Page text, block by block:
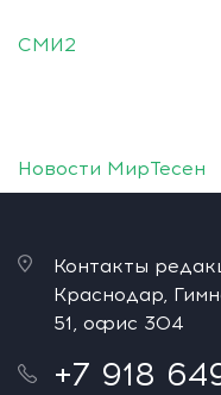
СМИ2
Новости МирТесен
Контакты
Краснодар,
51, офис 304
+7 918